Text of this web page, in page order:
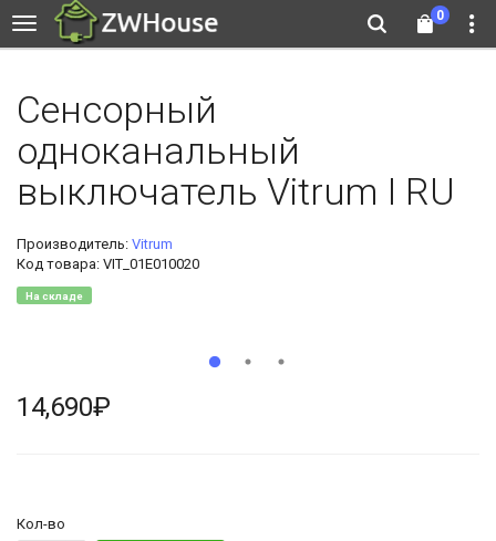
0
Сенсорный
одноканальный
выключатель Vitrum I RU
Производитель: Vitrum
Код товара: VIT_01E010020
На складе
14,690₽
Кол-во